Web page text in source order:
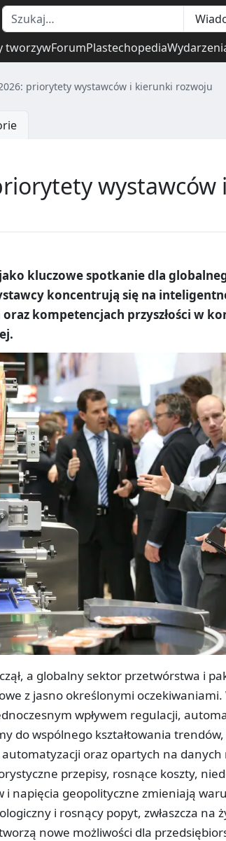
tworzywForumPlastechopedia
priorytety wystawców i kierunki rozwoju
wystawców
kluczowe spotkanie dla
koncentrują się na
kompetencjach przyszłości w
a globalny sektor przetwórstwa i
z jasno określonymi oczekiwaniami.
wpływem regulacji,
do wspólnego kształtowania
oraz opartych na
przepisy, rosnące koszty,
napięcia geopolityczne zmieniają
i rosnący popyt, zwłaszcza na
nowe możliwości dla